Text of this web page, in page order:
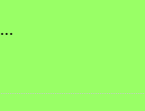
...